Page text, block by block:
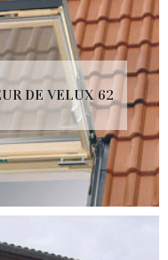
DE VELUX 62